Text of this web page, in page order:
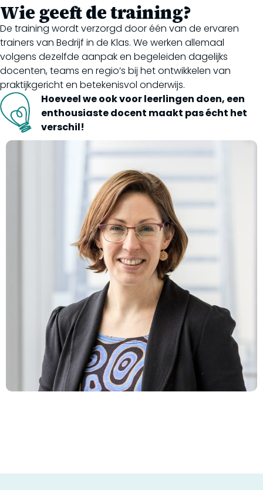
Wie geeft de training?
De training wordt verzorgd door één van de ervaren
trainers van Bedrijf in de Klas. We werken allemaal
volgens dezelfde aanpak en begeleiden dagelijks
docenten, teams en regio’s bij het ontwikkelen van
praktijkgericht en betekenisvol onderwijs.
Hoeveel we ook voor leerlingen doen, een
enthousiaste docent maakt pas écht het
verschil!